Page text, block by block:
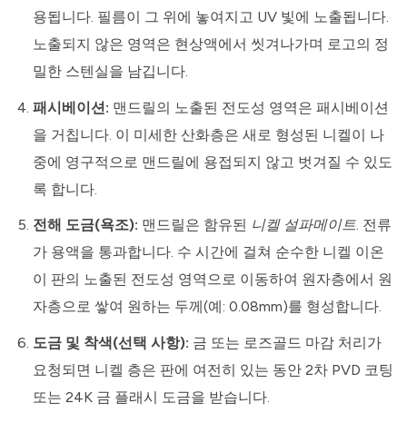
용됩니다. 필름이 그 위에 놓여지고 UV 빛에 노출됩니다.
노출되지 않은 영역은 현상액에서 씻겨나가며 로고의 정
밀한 스텐실을 남깁니다.
패시베이션: 맨드릴의 노출된 전도성 영역은 패시베이션
을 거칩니다. 이 미세한 산화층은 새로 형성된 니켈이 나
중에 영구적으로 맨드릴에 용접되지 않고 벗겨질 수 있도
록 합니다.
전해 도금(욕조): 맨드릴은 함유된 니켈 설파메이트. 전류
가 용액을 통과합니다. 수 시간에 걸쳐 순수한 니켈 이온
이 판의 노출된 전도성 영역으로 이동하여 원자층에서 원
자층으로 쌓여 원하는 두께(예: 0.08mm)를 형성합니다.
도금 및 착색(선택 사항): 금 또는 로즈골드 마감 처리가
요청되면 니켈 층은 판에 여전히 있는 동안 2차 PVD 코팅
또는 24K 금 플래시 도금을 받습니다.